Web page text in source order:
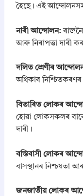
হৈছে। এই
​নাৰী আন্দোলন:
আৰু নিৰাপত্তা দাবী
​দলিত শ্ৰেণীৰ
অধিকাৰ নিশ্চিতকৰণৰ
​বিতাৰিত লোকৰ
হোৱা লোকসকলৰ
দাবী।
​বস্তিবাসী লোকৰ
বাসস্থানৰ নিশ্চয়তা
​জনজাতীয় লোকৰ